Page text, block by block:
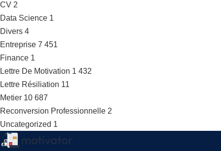
CV 2
Data Science 1
Divers 4
Entreprise 7 451
Finance 1
Lettre De Motivation 1 432
Lettre Résiliation 11
Metier 10 687
Reconversion Professionnelle 2
Uncategorized 1